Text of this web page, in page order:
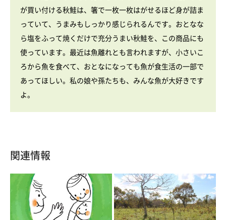
が買い付ける秋鮭は、箸で一枚一枚はがせるほど身が詰ま
っていて、うまみもしっかり感じられるんです。おとなな
ら塩をふって焼くだけで充分うまい秋鮭を、この商品にも
使っています。最近は魚離れとも言われますが、小さいこ
ろから魚を食べて、おとなになっても魚が食生活の一部で
あってほしい。私の娘や孫たちも、みんな魚が大好きです
よ。
関連情報